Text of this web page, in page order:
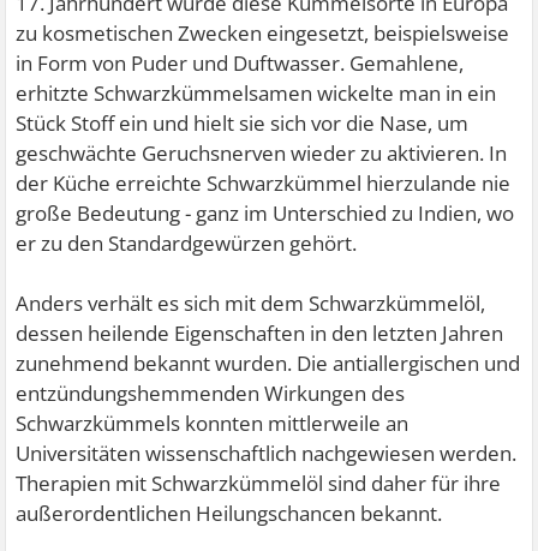
zu kosmetischen Zwecken eingesetzt, beispielsweise
in Form von Puder und Duftwasser. Gemahlene,
erhitzte Schwarzkümmelsamen wickelte man in ein
Stück Stoff ein und hielt sie sich vor die Nase, um
geschwächte Geruchsnerven wieder zu aktivieren. In
der Küche erreichte Schwarzkümmel hierzulande nie
große Bedeutung - ganz im Unterschied zu Indien, wo
er zu den Standardgewürzen gehört.
Anders verhält es sich mit dem Schwarzkümmelöl,
dessen heilende Eigenschaften in den letzten Jahren
zunehmend bekannt wurden. Die antiallergischen und
entzündungshemmenden Wirkungen des
Schwarzkümmels konnten mittlerweile an
Universitäten wissenschaftlich nachgewiesen werden.
Therapien mit Schwarzkümmelöl sind daher für ihre
außerordentlichen Heilungschancen bekannt.